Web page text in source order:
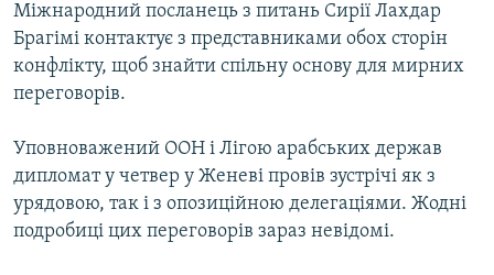
ІНФОГРАФІКА
ДОЛУЧАЙСЯ!
Міжнародний посланець з питань Сирії Лахдар
Брагімі контактує з представниками обох сторін
конфлікту, щоб знайти спільну основу для мирних
переговорів.
Уповноважений ООН і Лігою арабських держав
дипломат у четвер у Женеві провів зустрічі як з
урядовою, так і з опозиційною делегаціями. Жодні
подробиці цих переговорів зараз невідомі.